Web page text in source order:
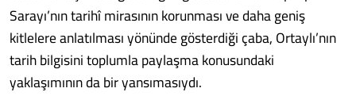
Sarayı’nın tarihî mirasının korunması ve daha geniş
kitlelere anlatılması yönünde gösterdiği çaba, Ortaylı’nın
tarih bilgisini toplumla paylaşma konusundaki
yaklaşımının da bir yansımasıydı.